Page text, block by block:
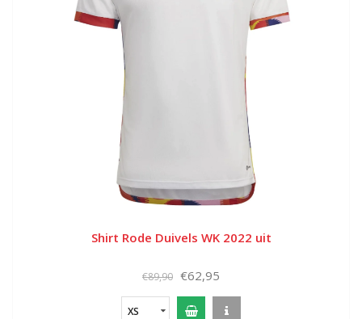
Shirt Rode Duivels WK 2022 uit
€89,90 €62,95
XS